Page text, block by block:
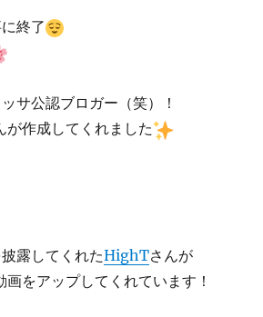
終了
サ公認ブロガー（笑）！
が作成してくれました
露してくれたHighTさんが
をアップしてくれています！